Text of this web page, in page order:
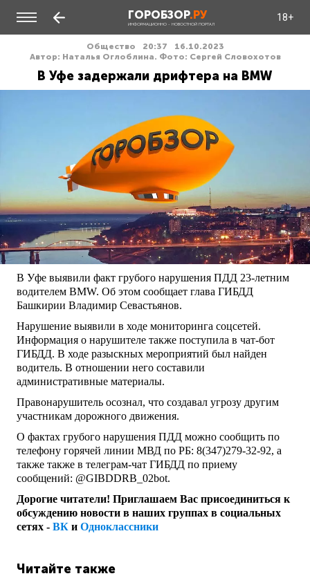
ГОРОБЗОР.РУ
ИНФОРМАЦИОННО - НОВОСТНОЙ ПОРТАЛ
18+
Общество 20:37
16.10.2023
Автор: Наталья Оглоблина. Фото: Сергей Словохотов
В Уфе задержали дрифтера на BMW
В Уфе выявили факт грубого нарушения ПДД 23-летним
водителем BMW. Об этом сообщает глава ГИБДД
Башкирии Владимир Севастьянов.
Нарушение выявили в ходе мониторинга соцсетей.
Информация о нарушителе также поступила в чат-бот
ГИБДД. В ходе разыскных мероприятий был найден
водитель. В отношении него составили
административные материалы.
Правонарушитель осознал, что создавал угрозу другим
участникам дорожного движения.
О фактах грубого нарушения ПДД можно сообщить по
телефону горячей линии МВД по РБ: 8(347)279-32-92, а
также также в телеграм-чат ГИБДД по приему
сообщений: @GIBDDRB_02bot.
Дорогие читатели! Приглашаем Вас присоединиться к
обсуждению новости в наших группах в социальных
сетях - ВК и Одноклассники
Читайте также